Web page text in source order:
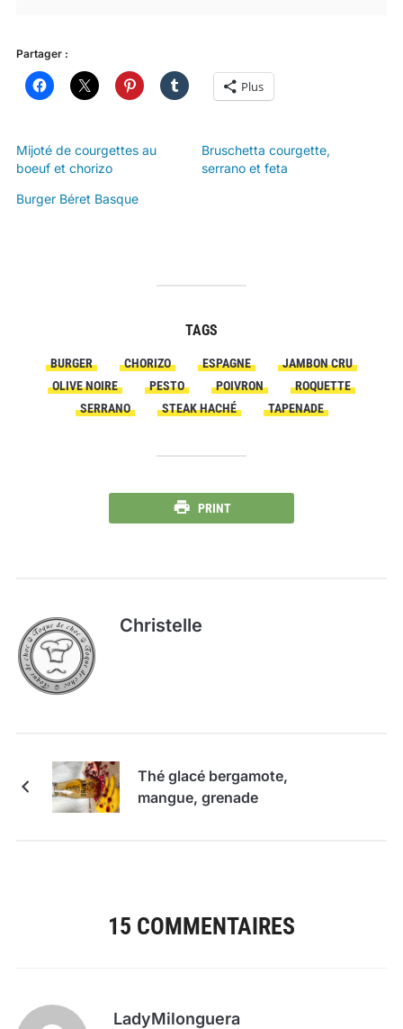
Partager :
Plus
Mijoté de courgettes au
boeuf et chorizo
Bruschetta courgette,
serrano et feta
Burger Béret Basque
TAGS
BURGER CHORIZO ESPAGNE
JAMBON CRU
OLIVE NOIRE
PESTO POIVRON
ROQUETTE
SERRANO
STEAK HACHÉ TAPENADE
PRINT
Christelle
Thé glacé bergamote,
mangue, grenade
15 COMMENTAIRES
LadyMilonguera